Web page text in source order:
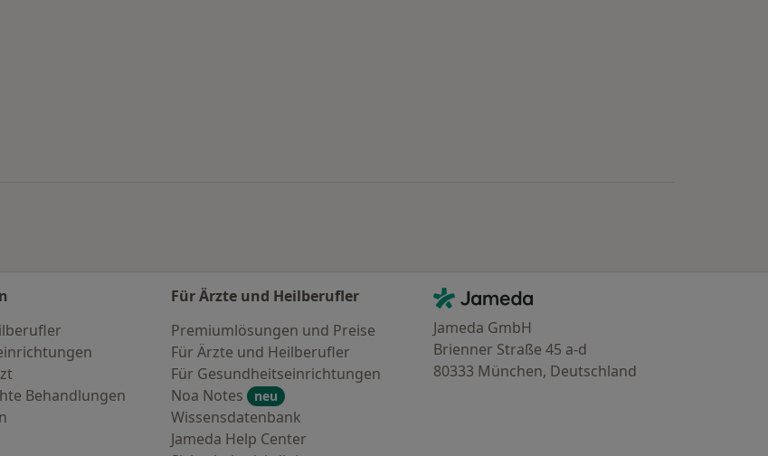
Behandlungen
Für Ärzte und Heilberufler
Premiumlösungen und Preise
Für Ärzte und Heilberufler
Für Gesundheitseinrichtungen
Noa Notes
neu
Wissensdatenbank
Jameda Help Center
Kontakt
Jameda - Startseite
Jameda GmbH
Brienner Straße 45 a-d
80333 München, Deutschland